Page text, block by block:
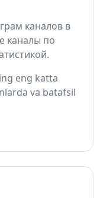
каналов в
каналы по
eng katta
va batafsil